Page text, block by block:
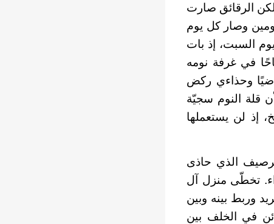
الرقائق صارت
وصار كل يوم
السبت، إذ بات
في غرفة نومه
وحذاءي ركض
قلة النوم سجيّة
إذ لن يستعملها
الذي حاذى
تخطّى منزل آل
وربط بينه وبين
في الخلف بين